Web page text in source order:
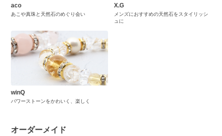
aco
あこや真珠と天然石のめぐり会い
X.G
メンズにおすすめの天然石をスタイリッシ
ュに
winQ
パワーストーンをかわいく、楽しく
オーダーメイド